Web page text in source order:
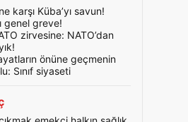
karşı Küba’yı savun!
genel greve!
zirvesine: NATO’dan
önüne geçmenin
Sınıf siyaseti